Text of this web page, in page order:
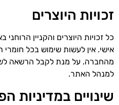
זכויות היוצרים
כל זכויות היוצרים והקניין
אישי. אין לעשות שימוש בכל
מהחברה. על מנת לקבל הרשאה
למנהל האתר.
שינויים במדיניות